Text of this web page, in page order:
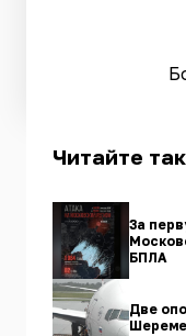
Читайте
За
БПЛА
Две